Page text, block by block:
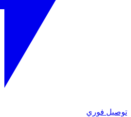
توصيل فوري